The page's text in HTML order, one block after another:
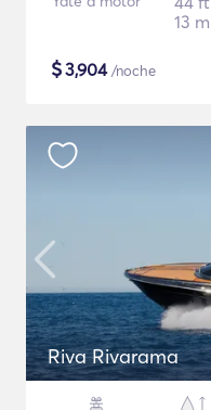
13 m
$3,904/noche
Riva Rivarama